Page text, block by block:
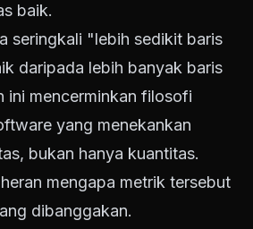
baik.
seringkali "lebih sedikit baris
daripada lebih banyak baris
ini mencerminkan filosofi
yang menekankan
bukan hanya kuantitas.
mengapa metrik tersebut
dibanggakan.